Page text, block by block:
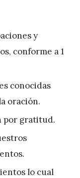
y
conforme a 1
conocidas
oración.
por gratitud.
lo cual